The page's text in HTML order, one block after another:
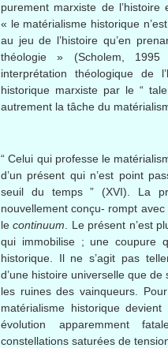
purement marxiste de l’histoire
« le matérialisme historique n’est
au jeu de l’histoire qu’en
théologie » (Scholem ,
interprétation
théologique de
historique marxiste par le “
autrement la tâche du
“Celui qui professele
d’un présent qui n’est point
seuil du temps ” (XVI). La
nouvellement conçu- rompt avec
lecontinuum . Le présent n’est
qui immobilise; une coupure
historique . Il nes’agit pas
d’une histoire universelle que de
les ruinesdes vainqueurs.
matérialisme historique devient
évolution
apparemment
constellations saturées de